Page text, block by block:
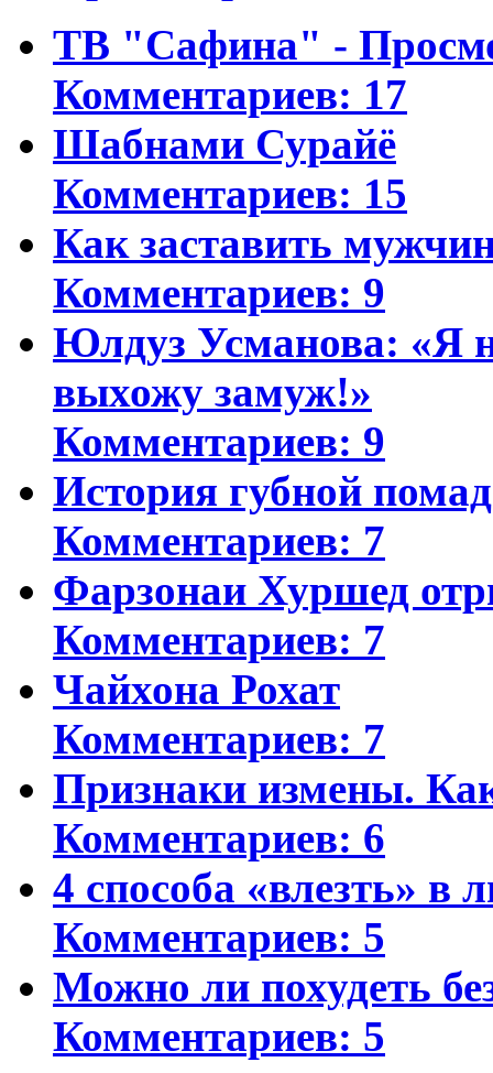
ТВ "Сафина" -
Комментариев: 17
Шабнами Сурайё
Комментариев: 15
Как заставить
Комментариев: 9
Юлдуз Усманова: «Я
выхожу замуж!»
Комментариев: 9
История губной
Комментариев: 7
Фарзонаи Хуршед
Комментариев: 7
Чайхона Рохат
Комментариев: 7
Признаки измены.
Комментариев: 6
4 способа «влезть» в
Комментариев: 5
Можно ли похудеть
Комментариев: 5